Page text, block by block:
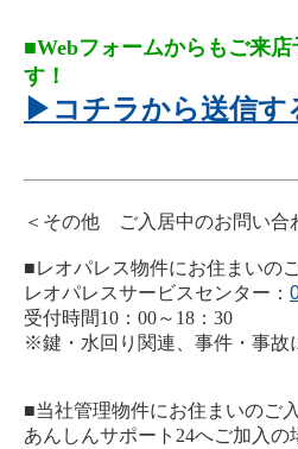
■Webフォームからもご来
す！
▶コチラから送信す
＜その他 ご入居中のお問い合
■レオパレス物件にお住まいの
レオパレスサービスセンター：
受付時間10：00～18：30
※鍵・水回り関連、事件・事故
■当社管理物件にお住まいのご
あんしんサポート24へご加入の